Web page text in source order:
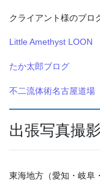
クライアント様のブロ
Little Amethyst LOON
たか太郎ブログ
不二流体術名古屋道場
出張写真撮
東海地方（愛知・岐阜